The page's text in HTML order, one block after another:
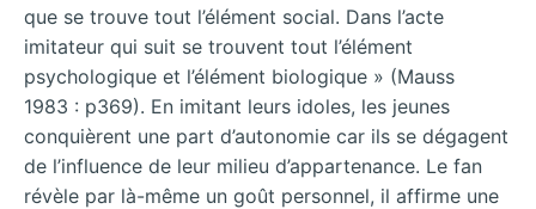
que se trouve tout l’élément social. Dans l’acte
imitateur qui suit se trouvent tout l’élément
psychologique et l’élément biologique » (Mauss
1983 : p369). En imitant leurs idoles, les jeunes
conquièrent une part d’autonomie car ils se dégagent
de l’influence de leur milieu d’appartenance. Le fan
révèle par là-même un goût personnel, il affirme une